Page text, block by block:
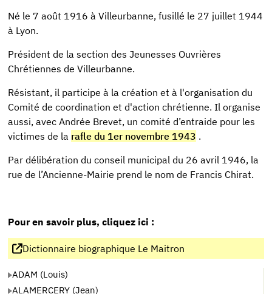
Né le 7 août 1916 à Villeurbanne, fusillé le 27 juillet 1944
à Lyon.
Président de la section des Jeunesses Ouvrières
Chrétiennes de Villeurbanne.
Résistant, il participe à la création et à l'organisation du
Comité de coordination et d'action chrétienne. Il organise
aussi, avec Andrée Brevet, un comité d’entraide pour les
victimes de la rafle du 1er novembre 1943 .
Par délibération du conseil municipal du 26 avril 1946, la
rue de l’Ancienne-Mairie prend le nom de Francis Chirat.
Pour en savoir plus, cliquez ici :
Dictionnaire biographique Le Maitron
ADAM (Louis)
ALAMERCERY (Jean)